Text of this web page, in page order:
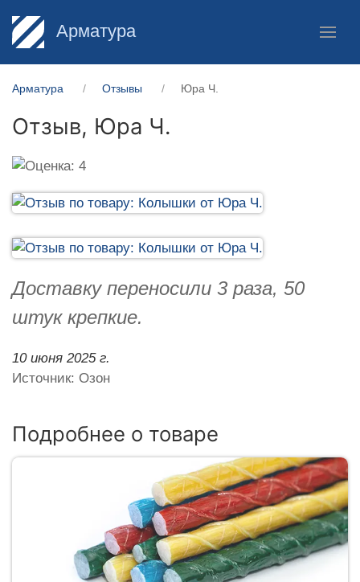
Арматура
Арматура Отзывы Юра Ч.
Отзыв, Юра Ч.
Доставку переносили 3 раза, 50
штук крепкие.
10 июня 2025 г.
Источник: Озон
Подробнее о товаре